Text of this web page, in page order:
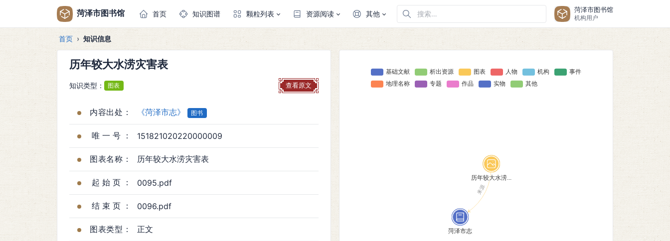
菏泽市图书馆
菏泽市图书馆
机构用户
首页 知识图谱 颗粒列表 资源阅读 其他
首页 知识信息
历年较大水涝灾害表
知识类型： 图表 查看原文
内容出处： 《菏泽市志》 图书
唯一号： 151821020220000009
图表名称： 历年较大水涝灾害表
起始页： 0095.pdf
结束页： 0096.pdf
图表类型： 正文